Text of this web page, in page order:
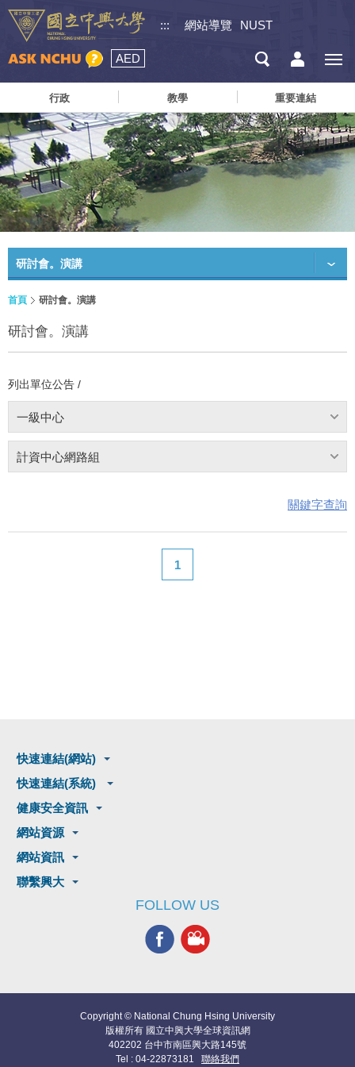
::: 網站導覽 NUST
AED
行政 教學 重要連結
研討會。演講
首頁 研討會。演講
研討會。演講
列出單位公告 /
一級中心
計資中心網路組
關鍵字查詢
1
快速連結(網站)
快速連結(系統)
健康安全資訊
網站資源
網站資訊
聯繫興大
FOLLOW US
Copyright © National Chung Hsing University
版權所有 國立中興大學全球資訊網
402202 台中市南區興大路145號
Tel : 04-22873181 聯絡我們